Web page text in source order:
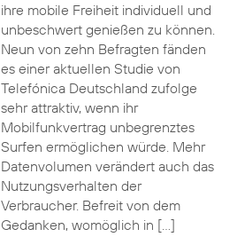
ihre mobile Freiheit individuell und
unbeschwert genießen zu können.
Neun von zehn Befragten fänden
es einer aktuellen Studie von
Telefónica Deutschland zufolge
sehr attraktiv, wenn ihr
Mobilfunkvertrag unbegrenztes
Surfen ermöglichen würde. Mehr
Datenvolumen verändert auch das
Nutzungsverhalten der
Verbraucher. Befreit von dem
Gedanken, womöglich in […]